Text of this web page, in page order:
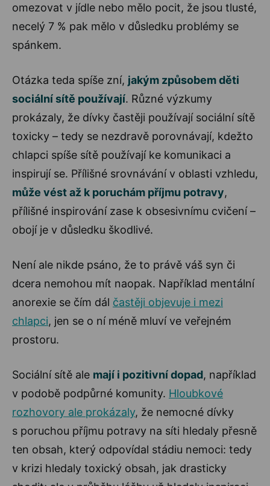
omezovat v jídle nebo mělo pocit, že jsou tlusté,
necelý 7 % pak mělo v důsledku problémy se
spánkem.
Otázka teda spíše zní, jakým způsobem děti
sociální sítě používají. Různé výzkumy
prokázaly, že dívky častěji používají sociální sítě
toxicky – tedy se nezdravě porovnávají, kdežto
chlapci spíše sítě používají ke komunikaci a
inspirují se. Přílišné srovnávání v oblasti vzhledu,
může vést až k poruchám příjmu potravy,
přílišné inspirování zase k obsesivnímu cvičení –
obojí je v důsledku škodlivé.
Není ale nikde psáno, že to právě váš syn či
dcera nemohou mít naopak. Například mentální
anorexie se čím dál častěji objevuje i mezi
chlapci, jen se o ní méně mluví ve veřejném
prostoru.
Sociální sítě ale mají i pozitivní dopad, například
v podobě podpůrné komunity. Hloubkové
rozhovory ale prokázaly, že nemocné dívky
s poruchou příjmu potravy na síti hledaly přesně
ten obsah, který odpovídal stádiu nemoci: tedy
v krizi hledaly toxický obsah, jak drasticky